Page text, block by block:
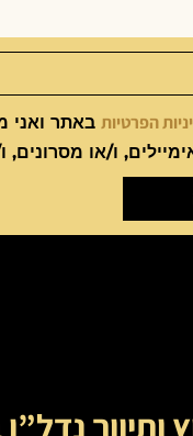
הפרטיות באתר ואני
ו/או מסרונים,